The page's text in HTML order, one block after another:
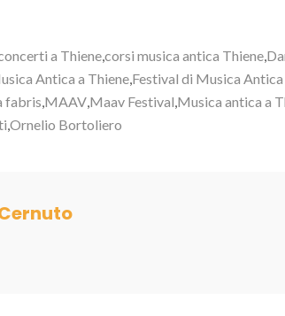
a Thiene,corsi musica antica Thiene,
Antica a Thiene,Festival di Musica
fabris,MAAV,Maav Festival,Musica antica a
,Ornelio Bortoliero